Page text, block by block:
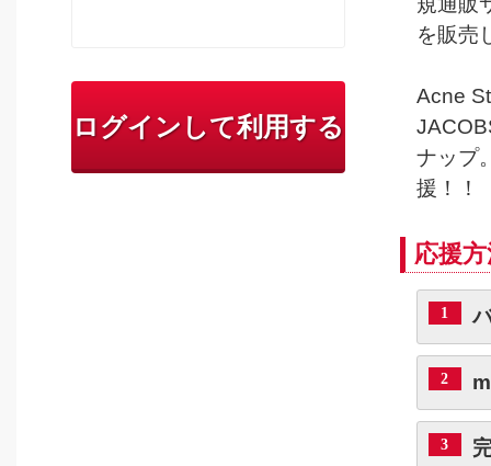
ログインして利用する
を販売
Acne
ナップ
援！！
応援
1
2
3